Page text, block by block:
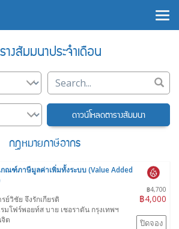
างสัมมนาประจำเดือน
ดาวน์โหลดตารางสัมมนา
กฎหมายภาษีอากร
กณฑ์ภาษีมูลค่าเพิ่มทั้งระบบ (Value Added
฿4,700
฿4,000
ย์วิชัย จึงรักเกียรติ
มโฟร์พอยท์ส บาย เชอราตัน กรุงเทพฯ
ต
ปิดจอง
×